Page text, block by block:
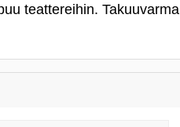
teattereihin. Takuuvarma